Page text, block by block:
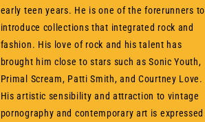
early teen years. He is one of the forerunners to
introduce collections that integrated rock and
fashion. His love of rock and his talent has
brought him close to stars such as Sonic Youth,
Primal Scream, Patti Smith, and Courtney Love.
His artistic sensibility and attraction to vintage
pornography and contemporary art is expressed